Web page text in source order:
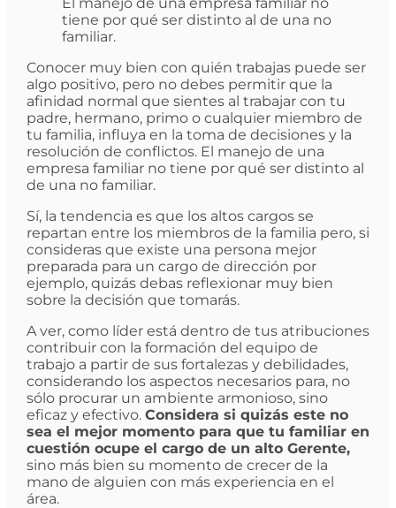
tiene por qué ser distinto al de una no
familiar.
Conocer muy bien con quién trabajas puede ser
algo positivo, pero no debes permitir que la
afinidad normal que sientes al trabajar con tu
padre, hermano, primo o cualquier miembro de
tu familia, influya en la toma de decisiones y la
resolución de conflictos. El manejo de una
empresa familiar no tiene por qué ser distinto al
de una no familiar.
Sí, la tendencia es que los altos cargos se
repartan entre los miembros de la familia pero, si
consideras que existe una persona mejor
preparada para un cargo de dirección por
ejemplo, quizás debas reflexionar muy bien
sobre la decisión que tomarás.
A ver, como líder está dentro de tus atribuciones
contribuir con la formación del equipo de
trabajo a partir de sus fortalezas y debilidades,
considerando los aspectos necesarios para, no
sólo procurar un ambiente armonioso, sino
eficaz y efectivo. Considera si quizás este no
sea el mejor momento para que tu familiar en
cuestión ocupe el cargo de un alto Gerente,
sino más bien su momento de crecer de la
mano de alguien con más experiencia en el
área.